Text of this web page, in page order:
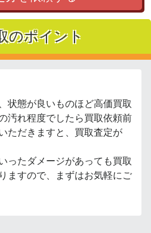
のポイント
状態が良いものほど高価買取
汚れ程度でしたら買取依頼前
ただきますと、買取査定が
ったダメージがあっても買取
ますので、まずはお気軽にご